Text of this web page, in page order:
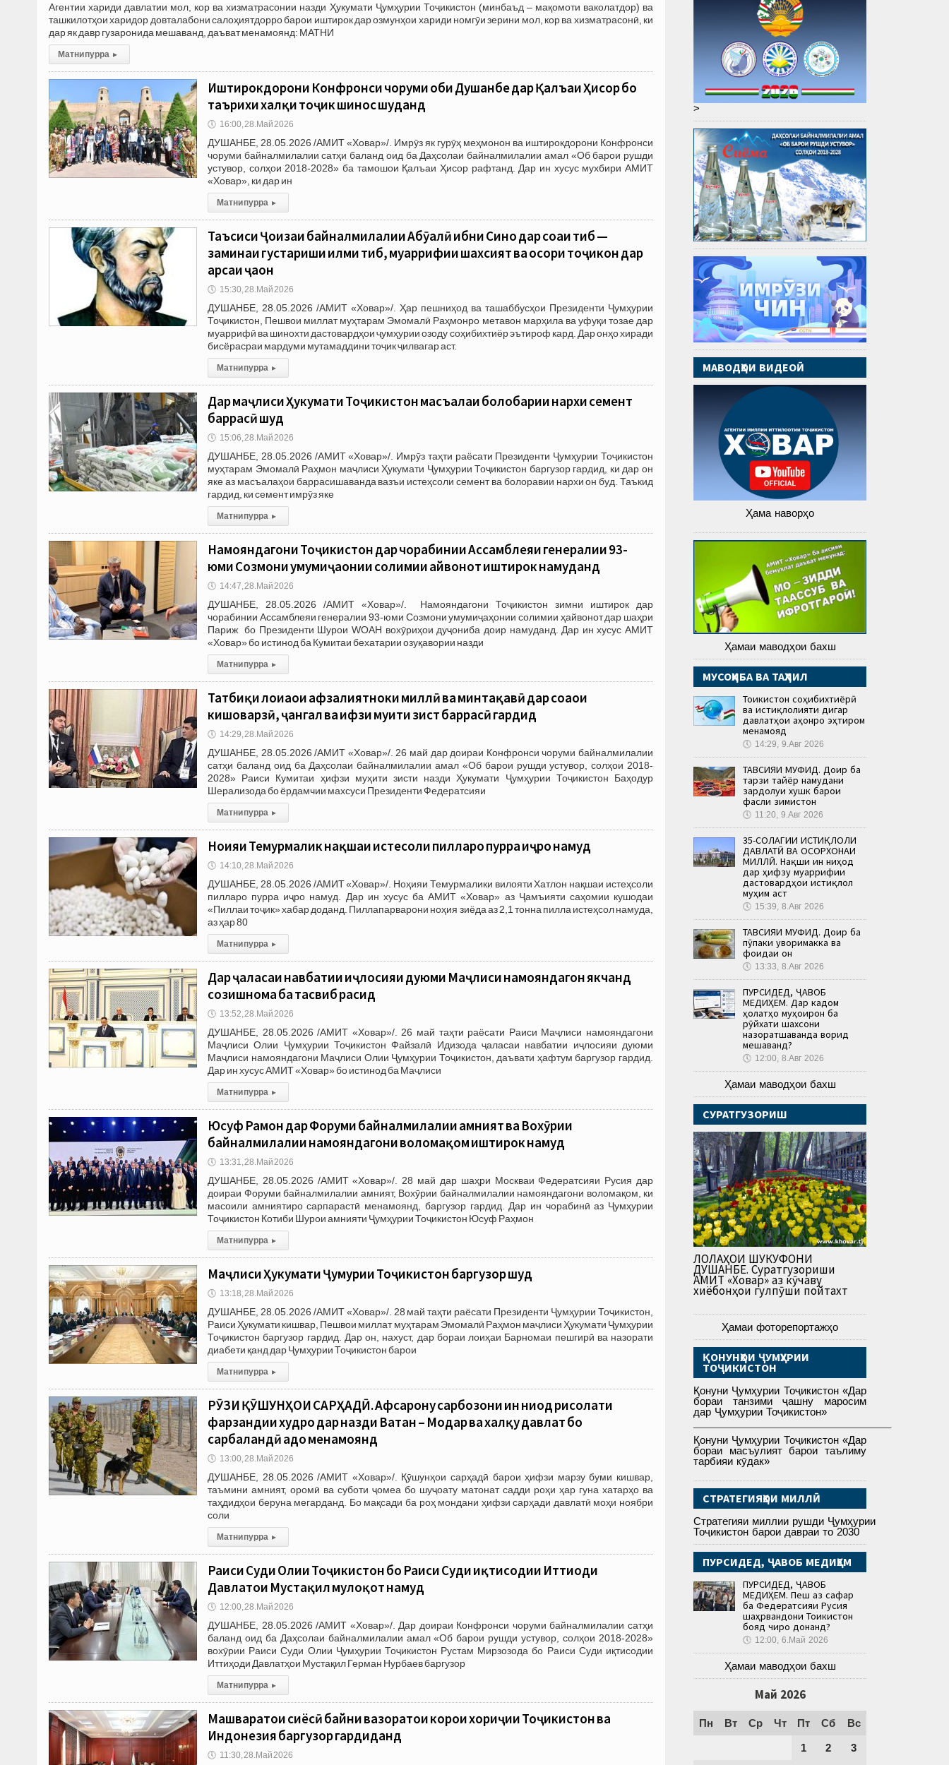
Агентии хариди давлатии мол, кор ва хизматрасонии назди Ҳукумати Ҷумҳурии Тоҷикистон (минбаъд – мақомоти ваколатдор) ва
ташкилотҳои харидор довталабони салоҳиятдорро барои иштирок дар озмунҳои хариди номгӯи зерини мол, кор ва хизматрасонӣ, ки
дар як давр гузаронида мешаванд, даъват менамоянд: МАТНИ
Матни пурра ▸
Иштирокдорони Конфронси чоруми оби Душанбе дар Қалъаи Ҳисор бо
таърихи халқи тоҷик шинос шуданд
🕔 16:00, 28.Май 2026
ДУШАНБЕ, 28.05.2026 /АМИТ «Ховар»/. Имрӯз як гурӯҳ меҳмонон ва иштирокдорони Конфронси
чоруми байналмилалии сатҳи баланд оид ба Даҳсолаи байналмилалии амал «Об барои рушди
устувор, солҳои 2018-2028» ба тамошои Қалъаи Ҳисор рафтанд. Дар ин хусус мухбири АМИТ
«Ховар», ки дар ин
Матни пурра ▸
Таъсиси Ҷоизаи байналмилалии Абӯалӣ ибни Сино дар соҳаи тиб —
заминаи густариши илми тиб, муаррифии шахсият ва осори тоҷикон дар
арсаи ҷаҳон
🕔 15:30, 28.Май 2026
ДУШАНБЕ, 28.05.2026 /АМИТ «Ховар»/. Ҳар пешниҳод ва ташаббусҳои Президенти Ҷумҳурии
Тоҷикистон, Пешвои миллат муҳтарам Эмомалӣ Раҳмонро метавон марҳила ва уфуқи тозае дар
муаррифӣ ва шинохти дастовардҳои ҷумҳурии озоду соҳибихтиёр эътироф кард. Дар онҳо хиради
бисёрасраи мардуми мутамаддини тоҷик ҷилвагар аст.
Матни пурра ▸
Дар маҷлиси Ҳукумати Тоҷикистон масъалаи болобарии нархи семент
баррасӣ шуд
🕔 15:06, 28.Май 2026
ДУШАНБЕ, 28.05.2026 /АМИТ «Ховар»/. Имрӯз таҳти раёсати Президенти Ҷумҳурии Тоҷикистон
муҳтарам Эмомалӣ Раҳмон маҷлиси Ҳукумати Ҷумҳурии Тоҷикистон баргузор гардид, ки дар он
яке аз масъалаҳои баррасишаванда вазъи истеҳсоли семент ва болоравии нархи он буд. Таъкид
гардид, ки семент имрӯз яке
Матни пурра ▸
Намояндагони Тоҷикистон дар чорабинии Ассамблеяи генералии 93-
юми Созмони умумиҷаҳонии солимии ҳайвонот иштирок намуданд
🕔 14:47, 28.Май 2026
ДУШАНБЕ, 28.05.2026 /АМИТ «Ховар»/. Намояндагони Тоҷикистон зимни иштирок дар
чорабинии Ассамблеяи генералии 93-юми Созмони умумиҷаҳонии солимии ҳайвонот дар шаҳри
Париж бо Президенти Шурои WOAH вохӯриҳои дуҷониба доир намуданд. Дар ин хусус АМИТ
«Ховар» бо истинод ба Кумитаи бехатарии озуқавории назди
Матни пурра ▸
Татбиқи лоиҳаҳои афзалиятноки миллӣ ва минтақавӣ дар соҳаҳои
кишоварзӣ, ҷангал ва ҳифзи муҳити зист баррасӣ гардид
🕔 14:29, 28.Май 2026
ДУШАНБЕ, 28.05.2026 /АМИТ «Ховар»/. 26 май дар доираи Конфронси чоруми байналмилалии
сатҳи баланд оид ба Даҳсолаи байналмилалии амал «Об барои рушди устувор, солҳои 2018-
2028» Раиси Кумитаи ҳифзи муҳити зисти назди Ҳукумати Ҷумҳурии Тоҷикистон Баҳодур
Шерализода бо ёрдамчии махсуси Президенти Федератсияи
Матни пурра ▸
Ноҳияи Темурмалик нақшаи истеҳсоли пилларо пурра иҷро намуд
🕔 14:10, 28.Май 2026
ДУШАНБЕ, 28.05.2026 /АМИТ «Ховар»/. Ноҳияи Темурмалики вилояти Хатлон нақшаи истеҳсоли
пилларо пурра иҷро намуд. Дар ин хусус ба АМИТ «Ховар» аз Ҷамъияти саҳомии кушодаи
«Пиллаи тоҷик» хабар доданд. Пиллапарварони ноҳия зиёда аз 2,1 тонна пилла истеҳсол намуда,
аз ҳар 80
Матни пурра ▸
Дар ҷаласаи навбатии иҷлосияи дуюми Маҷлиси намояндагон якчанд
созишнома ба тасвиб расид
🕔 13:52, 28.Май 2026
ДУШАНБЕ, 28.05.2026 /АМИТ «Ховар»/. 26 май таҳти раёсати Раиси Маҷлиси намояндагони
Маҷлиси Олии Ҷумҳурии Тоҷикистон Файзалӣ Идизода ҷаласаи навбатии иҷлосияи дуюми
Маҷлиси намояндагони Маҷлиси Олии Ҷумҳурии Тоҷикистон, даъвати ҳафтум баргузор гардид.
Дар ин хусус АМИТ «Ховар» бо истинод ба Маҷлиси
Матни пурра ▸
Юсуф Раҳмон дар Форуми байналмилалии амният ва Вохӯрии
байналмилалии намояндагони воломақом иштирок намуд
🕔 13:31, 28.Май 2026
ДУШАНБЕ, 28.05.2026 /АМИТ «Ховар»/. 28 май дар шаҳри Москваи Федератсияи Русия дар
доираи Форуми байналмилалии амният, Вохӯрии байналмилалии намояндагони воломақом, ки
масоили амниятиро сарпарастӣ менамоянд, баргузор гардид. Дар ин чорабинӣ аз Ҷумҳурии
Тоҷикистон Котиби Шурои амнияти Ҷумҳурии Тоҷикистон Юсуф Раҳмон
Матни пурра ▸
Маҷлиси Ҳукумати Ҷумҳурии Тоҷикистон баргузор шуд
🕔 13:18, 28.Май 2026
ДУШАНБЕ, 28.05.2026 /АМИТ «Ховар»/. 28 май таҳти раёсати Президенти Ҷумҳурии Тоҷикистон,
Раиси Ҳукумати кишвар, Пешвои миллат муҳтарам Эмомалӣ Раҳмон маҷлиси Ҳукумати Ҷумҳурии
Тоҷикистон баргузор гардид. Дар он, нахуст, дар бораи лоиҳаи Барномаи пешгирӣ ва назорати
диабети қанд дар Ҷумҳурии Тоҷикистон барои
Матни пурра ▸
РӮЗИ ҚӮШУНҲОИ САРҲАДӢ. Афсарону сарбозони ин ниҳод рисолати
фарзандии худро дар назди Ватан – Модар ва халқу давлат бо
сарбаландӣ адо менамоянд
🕔 13:00, 28.Май 2026
ДУШАНБЕ, 28.05.2026 /АМИТ «Ховар»/. Қӯшунҳои сарҳадӣ барои ҳифзи марзу буми кишвар,
таъмини амният, оромӣ ва суботи ҷомеа бо шуҷоату матонат садди роҳи ҳар гуна хатарҳо ва
таҳдидҳои беруна мегарданд. Бо мақсади ба роҳ мондани ҳифзи сарҳади давлатӣ моҳи ноябри
соли
Матни пурра ▸
Раиси Суди Олии Тоҷикистон бо Раиси Суди иқтисодии Иттиҳоди
Давлатҳои Мустақил мулоқот намуд
🕔 12:00, 28.Май 2026
ДУШАНБЕ, 28.05.2026 /АМИТ «Ховар»/. Дар доираи Конфронси чоруми байналмилалии сатҳи
баланд оид ба Даҳсолаи байналмилалии амал «Об барои рушди устувор, солҳои 2018-2028»
вохӯрии Раиси Суди Олии Ҷумҳурии Тоҷикистон Рустам Мирзозода бо Раиси Суди иқтисодии
Иттиҳоди Давлатҳои Мустақил Герман Нурбаев баргузор
Матни пурра ▸
Машваратҳои сиёсӣ байни вазоратҳои корҳои хориҷии Тоҷикистон ва
Индонезия баргузор гардиданд
🕔 11:30, 28.Май 2026
>
МАВОДҲОИ ВИДЕОӢ
Ҳама наворҳо
Ҳамаи маводҳои бахш
МУСОҲИБА ВА ТАҲЛИЛ
Тоҷикистон соҳибихтиёрӣ
ва истиқлолияти дигар
давлатҳои ҷаҳонро эҳтиром
менамояд
🕔 14:29, 9.Авг 2026
ТАВСИЯИ МУФИД. Доир ба
тарзи тайёр намудани
зардолуи хушк барои
фасли зимистон
🕔 11:20, 9.Авг 2026
35-СОЛАГИИ ИСТИҚЛОЛИ
ДАВЛАТӢ ВА ОСОРХОНАИ
МИЛЛӢ. Нақши ин ниҳод
дар ҳифзу муаррифии
дастовардҳои истиқлол
муҳим аст
🕔 15:39, 8.Авг 2026
ТАВСИЯИ МУФИД. Доир ба
пӯпаки ҷуворимакка ва
фоидаи он
🕔 13:33, 8.Авг 2026
ПУРСИДЕД, ҶАВОБ
МЕДИҲЕМ. Дар кадом
ҳолатҳо муҳоҷирон ба
рӯйхати шахсони
назоратшаванда ворид
мешаванд?
🕔 12:00, 8.Авг 2026
Ҳамаи маводҳои бахш
СУРАТГУЗОРИШ
ЛОЛАҲОИ ШУКУФОНИ
ДУШАНБЕ. Суратгузориши
АМИТ «Ховар» аз кӯчаву
хиёбонҳои гулпӯши пойтахт
Ҳамаи фоторепортажҳо
ҚОНУНҲОИ ҶУМҲУРИИ
ТОҶИКИСТОН
Қонуни Ҷумҳурии Тоҷикистон «Дар
бораи танзими ҷашну маросим
дар Ҷумҳурии Тоҷикистон»
Қонуни Ҷумҳурии Тоҷикистон «Дар
бораи масъулият барои таълиму
тарбияи кӯдак»
СТРАТЕГИЯҲОИ МИЛЛӢ
Стратегияи миллии рушди Ҷумҳурии
Тоҷикистон барои давраи то 2030
ПУРСИДЕД, ҶАВОБ МЕДИҲЕМ
ПУРСИДЕД, ҶАВОБ
МЕДИҲЕМ. Пеш аз сафар
ба Федератсияи Русия
шаҳрвандони Тоҷикистон
бояд чиро донанд?
🕔 12:00, 6.Май 2026
Ҳамаи маводҳои бахш
Май 2026
Пн Вт Ср Чт Пт Сб Вс
1 2 3